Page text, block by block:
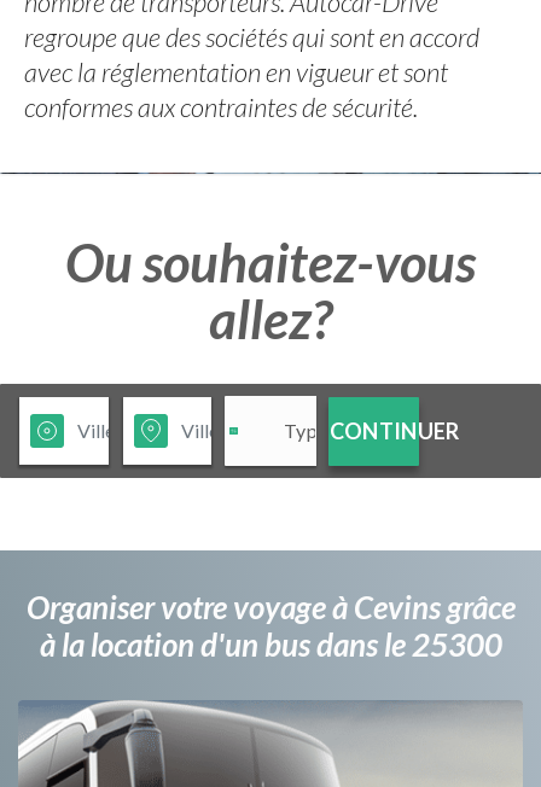
regroupe que des sociétés qui sont en accord
avec la réglementation en vigueur et sont
conformes aux contraintes de sécurité.
Ou souhaitez-vous
allez?
CONTINUER
Organiser votre voyage à Cevins grâce
à la location d'un bus dans le 25300